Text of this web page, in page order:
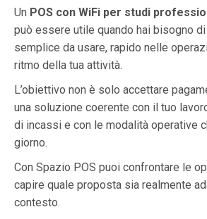
Un POS con WiFi per studi
può essere utile quando hai bisogno
semplice da usare, rapido nelle
ritmo della tua attività.
L’obiettivo non è solo accettare
una soluzione coerente con il tuo
di incassi e con le modalità operative
giorno.
Con Spazio POS puoi confrontare le
capire quale proposta sia realmente
contesto.